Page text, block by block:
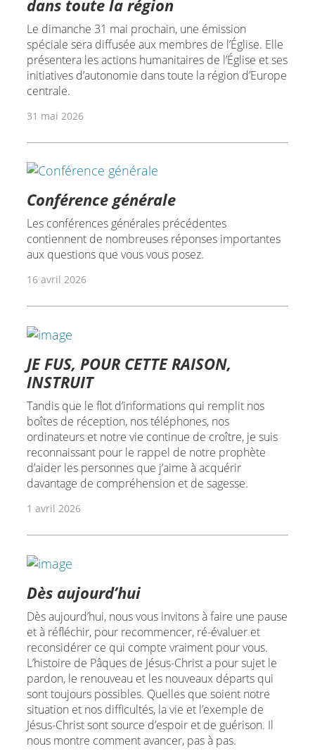
dans toute la région
Le dimanche 31 mai prochain, une émission
spéciale sera diffusée aux membres de l’Église. Elle
présentera les actions humanitaires de l’Église et ses
initiatives d’autonomie dans toute la région d’Europe
centrale.
31 mai 2026
Conférence générale
Les conférences générales précédentes
contiennent de nombreuses réponses importantes
aux questions que vous vous posez.
16 avril 2026
JE FUS, POUR CETTE RAISON,
INSTRUIT
Tandis que le flot d’informations qui remplit nos
boîtes de réception, nos téléphones, nos
ordinateurs et notre vie continue de croître, je suis
reconnaissant pour le rappel de notre prophète
d’aider les personnes que j’aime à acquérir
davantage de compréhension et de sagesse.
1 avril 2026
Dès aujourd’hui
Dès aujourd’hui, nous vous invitons à faire une pause
et à réfléchir, pour recommencer, ré-évaluer et
reconsidérer ce qui compte vraiment pour vous.
L’histoire de Pâques de Jésus-Christ a pour sujet le
pardon, le renouveau et les nouveaux départs qui
sont toujours possibles. Quelles que soient notre
situation et nos difficultés, la vie et l’exemple de
Jésus-Christ sont source d’espoir et de guérison. Il
nous montre comment avancer, pas à pas.